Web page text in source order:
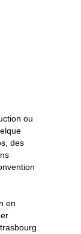
ou
des
en